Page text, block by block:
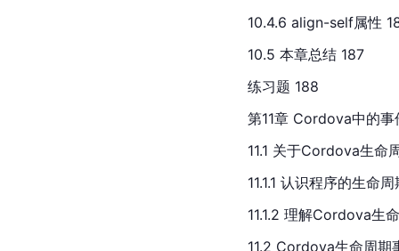
10.4.6 align-self属性
10.5 本章总结 187
练习题 188
第11章 Cordova中的事
11.1 关于Cordova生命
11.1.1 认识程序的生命
11.1.2 理解Cordova生
11.2 Cordova生命周期